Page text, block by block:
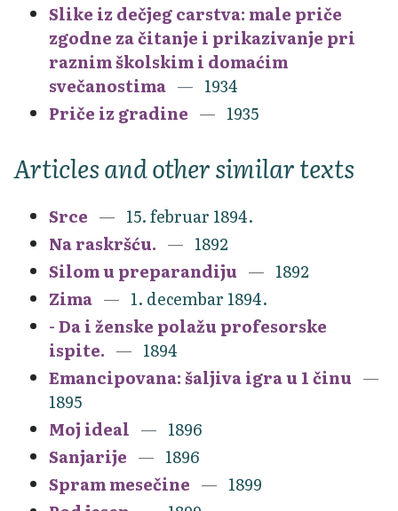
Slike iz dečjeg carstva: male priče
zgodne za čitanje i prikazivanje pri
raznim školskim i domaćim
svečanostima
1934
Priče iz gradine
1935
Articles and other similar texts
Srce
15. februar 1894.
Na raskršću.
1892
Silom u preparandiju
1892
Zima
1. decembar 1894.
- Da i ženske polažu profesorske
ispite.
1894
Emancipovana: šaljiva igra u 1 činu
1895
Moj ideal
1896
Sanjarije
1896
Spram mesečine
1899